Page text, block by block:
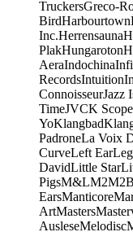
TruckersGreco-
BirdHarbourtown
Inc.Herrensauna
PlakHungaroton
AeraIndochina
RecordsIntuition
ConnoisseurJazz
TimeJVCK Scope
YoKlangbad
PadroneLa Voix
CurveLeft Ear
DavidLittle Star
PigsM&LM2
EarsManticore
ArtMasters
AusleseMelodisc